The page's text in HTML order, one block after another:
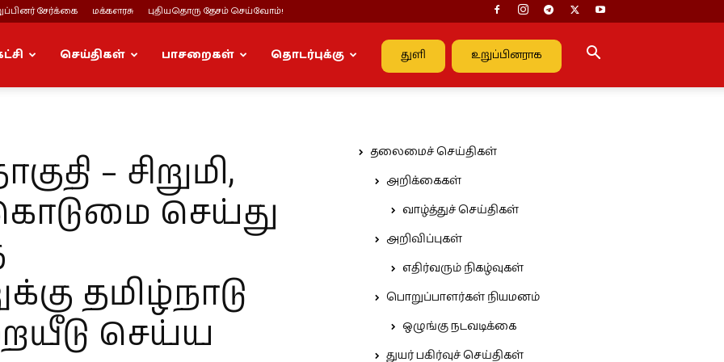
சேர்க்கை மக்களரசு புதியதொரு தேசம் செய்வோம்!
துளி உறுப்பினராக
செய்திகள் பாசறைகள் தொடர்புக்கு
– சிறுமி,
செய்து
தமிழ்நாடு
செய்ய
தலைமைச் செய்திகள்
அறிக்கைகள்
வாழ்த்துச் செய்திகள்
அறிவிப்புகள்
எதிர்வரும் நிகழ்வுகள்
பொறுப்பாளர்கள் நியமனம்
ஒழுங்கு நடவடிக்கை
துயர் பகிர்வுச் செய்திகள்